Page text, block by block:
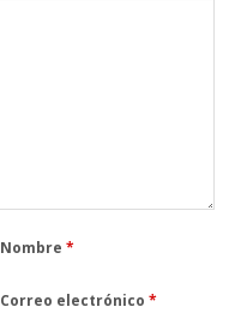
Nombre*
Correo electrónico*